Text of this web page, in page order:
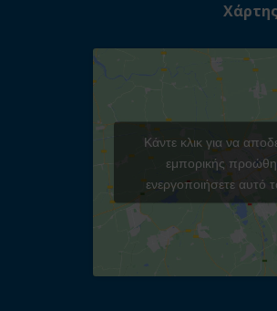
Χάρτης
Κάντε κλικ για να
εμπορικής
ενεργοποιήσετε αυτό